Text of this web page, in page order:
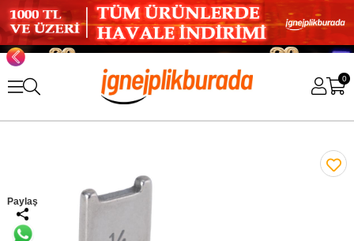
0
Paylaş